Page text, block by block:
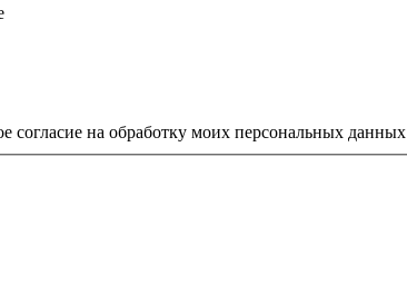
согласие на обработку моих персональных данных